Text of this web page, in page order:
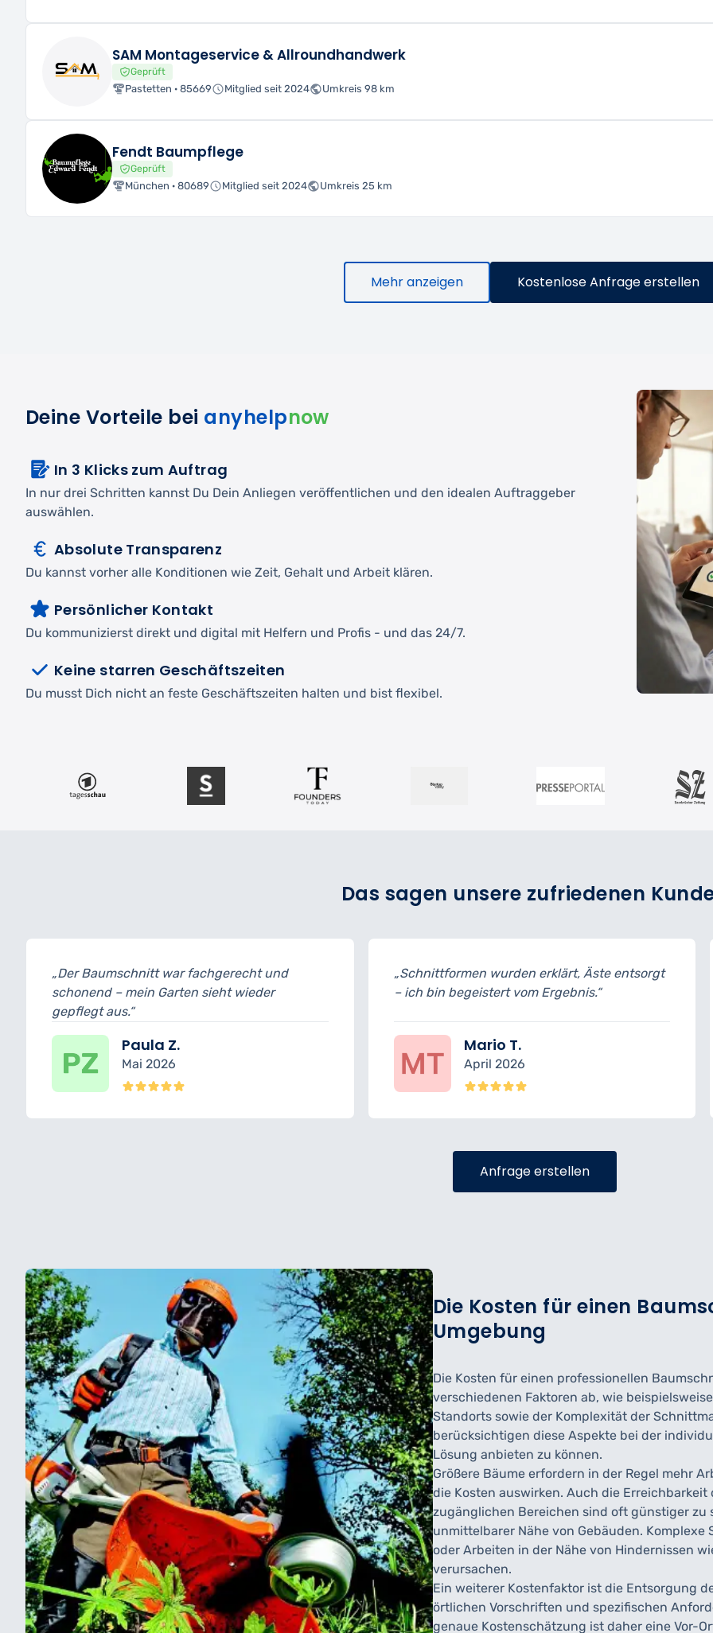
SAM Montageservice & Allroundhandwerk
Geprüft
Pastetten · 85669 Mitglied seit 2024 Umkreis 98 km
Fendt Baumpflege
Geprüft
München · 80689 Mitglied seit 2024 Umkreis 25 km
Mehr anzeigen Kostenlose Anfrage erstellen
Deine Vorteile bei anyhelpnow
In 3 Klicks zum Auftrag
In nur drei Schritten kannst Du Dein Anliegen veröffentlichen und den idealen Auftraggeber
auswählen.
Absolute Transparenz
Du kannst vorher alle Konditionen wie Zeit, Gehalt und Arbeit klären.
Persönlicher Kontakt
Du kommunizierst direkt und digital mit Helfern und Profis - und das 24/7.
Keine starren Geschäftszeiten
Du musst Dich nicht an feste Geschäftszeiten halten und bist flexibel.
Das sagen unsere zufriedenen
„Der Baumschnitt war fachgerecht und
schonend – mein Garten sieht wieder
gepflegt aus.“
Paula Z.
Mai 2026
„Schnittformen wurden erklärt, Äste entsorgt
– ich bin begeistert vom Ergebnis.“
Mario T.
April 2026
Anfrage erstellen
Die Kosten für einen
Umgebung
Die Kosten für einen professionellen
verschiedenen Faktoren ab, wie
Standorts sowie der Komplexität der
berücksichtigen diese Aspekte bei der
Lösung anbieten zu können.
Größere Bäume erfordern in der Regel mehr
die Kosten auswirken. Auch die
zugänglichen Bereichen sind oft günstiger zu
unmittelbarer Nähe von Gebäuden.
oder Arbeiten in der Nähe von Hindernissen
verursachen.
Ein weiterer Kostenfaktor ist die Entsorgung
örtlichen Vorschriften und spezifischen
genaue Kostenschätzung ist daher eine Vor-